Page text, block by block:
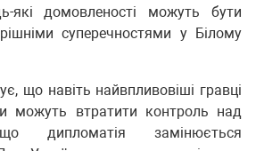
які домовленості можуть бути
суперечностями у Білому
що навіть найвпливовіші гравці
можуть втратити контроль над
дипломатія замінюється